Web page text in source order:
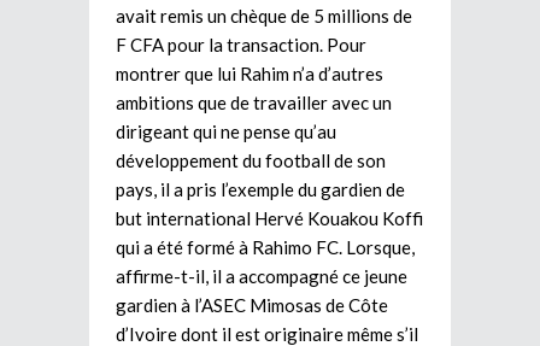
avait remis un chèque de 5 millions de
F CFA pour la transaction. Pour
montrer que lui Rahim n’a d’autres
ambitions que de travailler avec un
dirigeant qui ne pense qu’au
développement du football de son
pays, il a pris l’exemple du gardien de
but international Hervé Kouakou Koffi
qui a été formé à Rahimo FC. Lorsque,
affirme-t-il, il a accompagné ce jeune
gardien à l’ASEC Mimosas de Côte
d’Ivoire dont il est originaire même s’il